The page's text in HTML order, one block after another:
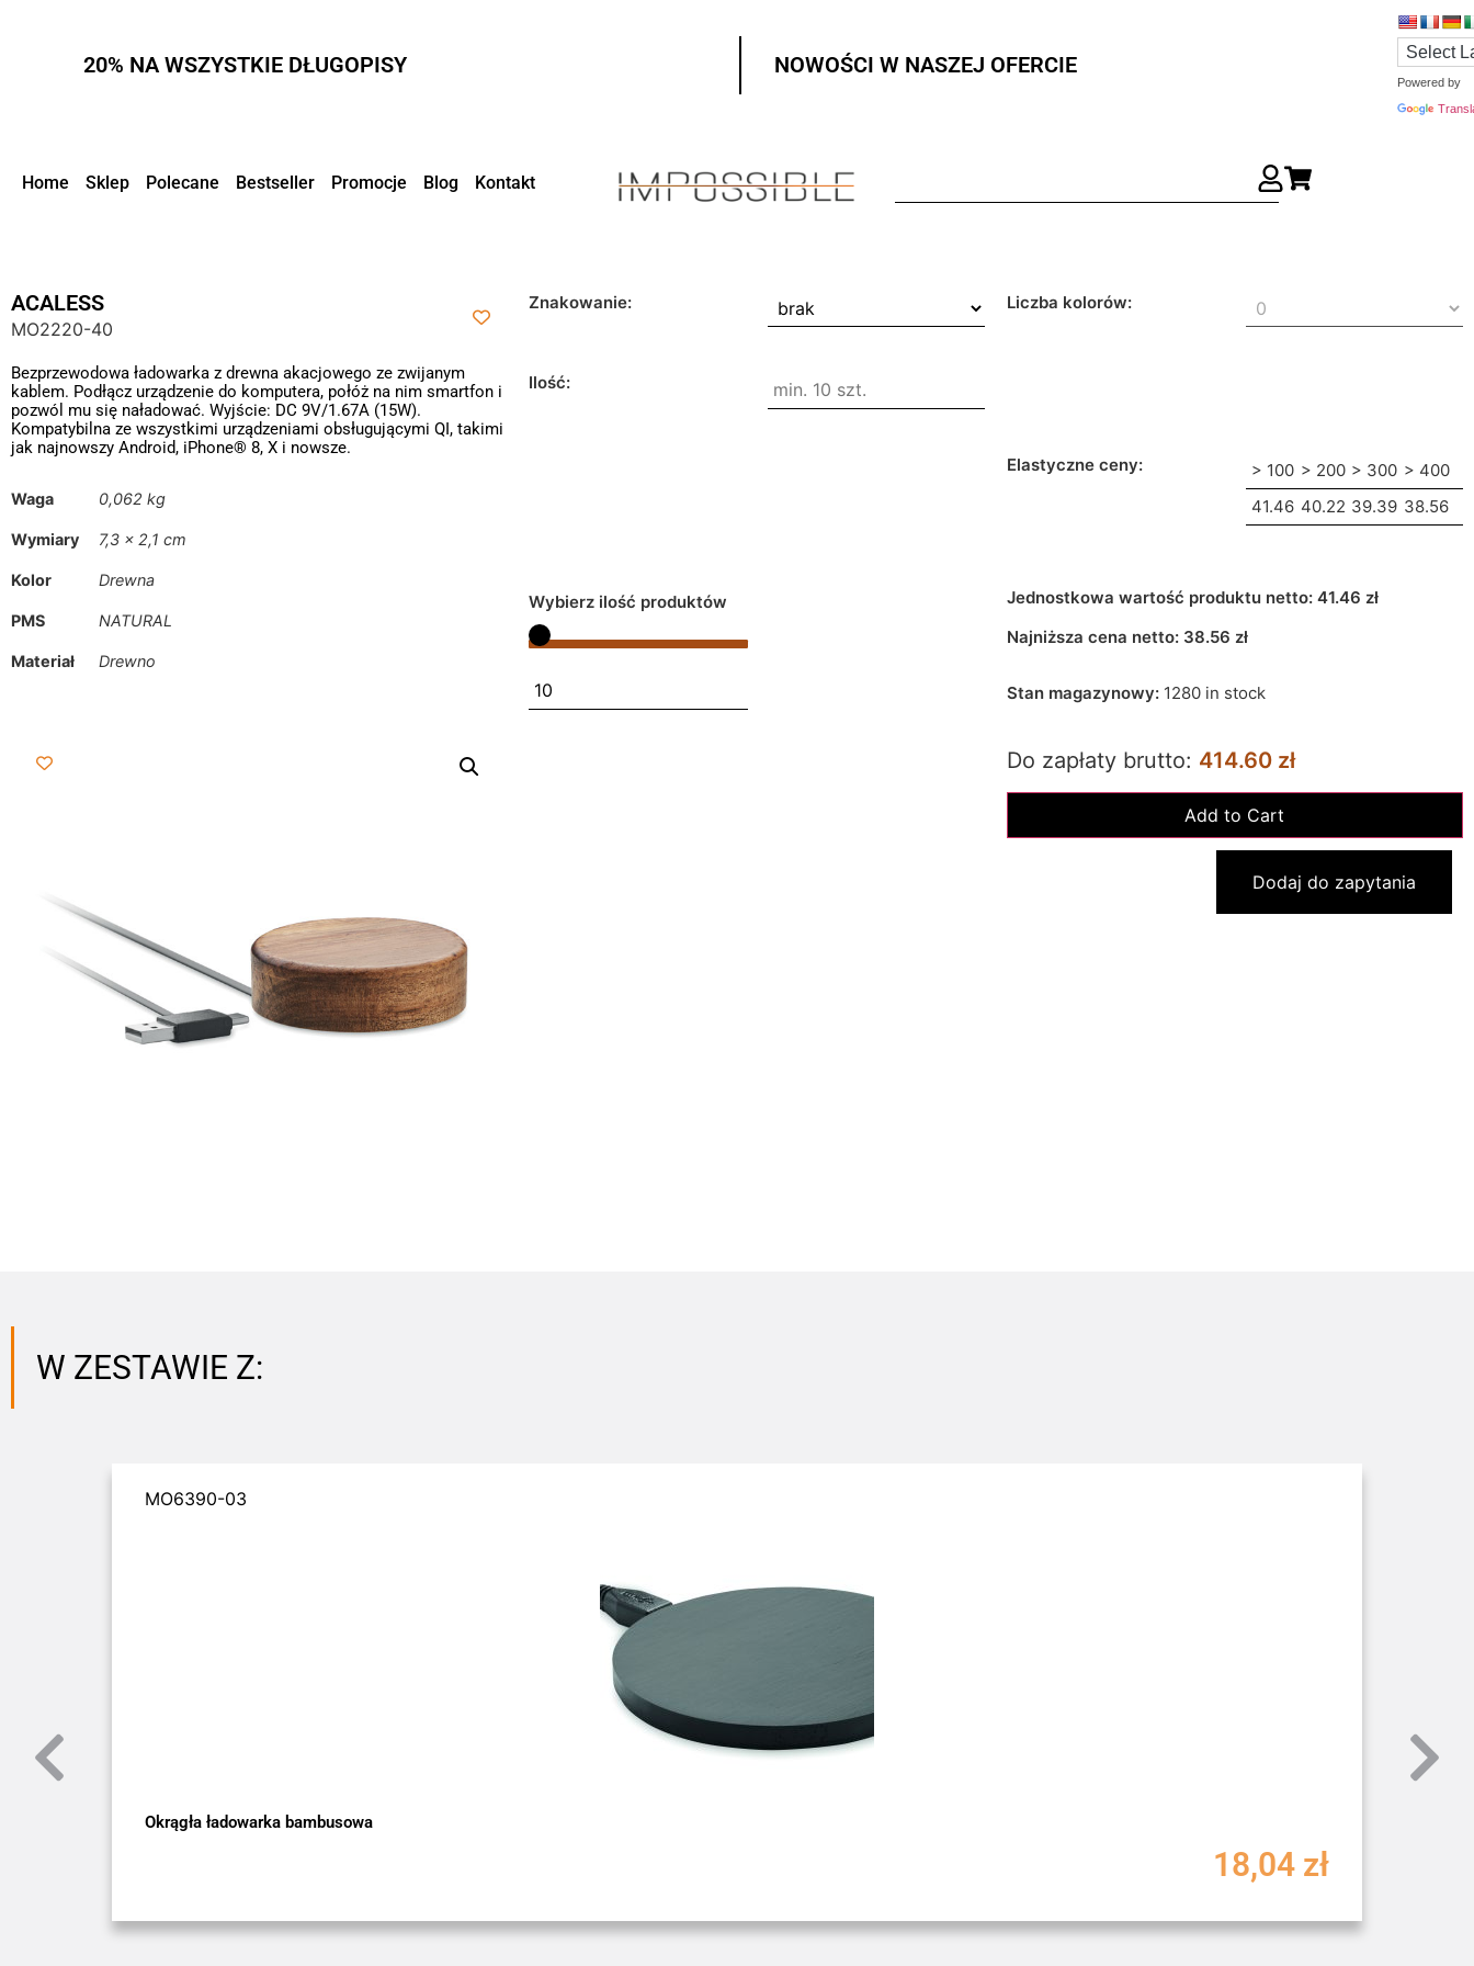
20% NA WSZYSTKIE DŁUGOPISY NOWOŚCI W NASZEJ OFERCIE
Powered by
Home Sklep Polecane Bestseller Promocje Blog Kontakt
ACALESS
MO2220-40
Bezprzewodowa ładowarka z drewna akacjowego ze zwijanym
kablem. Podłącz urządzenie do komputera, połóż na nim smartfon i
pozwól mu się naładować. Wyjście: DC 9V/1.67A (15W).
Kompatybilna ze wszystkimi urządzeniami obsługującymi QI, takimi
jak najnowszy Android, iPhone® 8, X i nowsze.
Waga 0,062 kg
Wymiary 7,3 × 2,1 cm
Kolor Drewna
PMS NATURAL
Materiał Drewno
Znakowanie: Liczba kolorów:
Ilość:
Elastyczne ceny: > 100 > 200 > 300 > 400
41.46 40.22 39.39 38.56
Wybierz ilość produktów Jednostkowa wartość produktu netto: 41.46 zł
Najniższa cena netto: 38.56 zł
Stan magazynowy: 1280 in stock
Do zapłaty brutto: 414.60 zł
Dodaj do zapytania
W ZESTAWIE Z:
MO6390-03
Okrągła ładowarka bambusowa
18,04 zł